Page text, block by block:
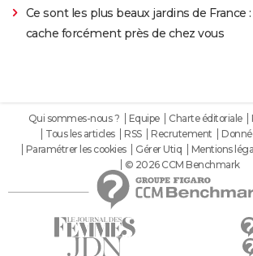
Ce sont les plus beaux jardins de France
cache forcément près de chez vous
Qui sommes-nous ? Equipe Charte éditoriale
Tous les articles
RSS Recrutement
Paramétrer les cookies
Gérer Utiq Mentions
© 2026 CCM Benchmark